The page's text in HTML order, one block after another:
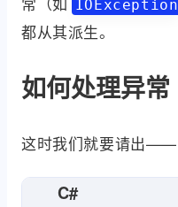
IOException
都从其派生。
如何处理异常
这时我们就要请出——
C#